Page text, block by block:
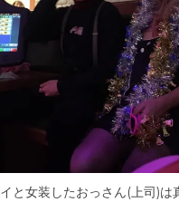
と女装したおっさん(上司)は